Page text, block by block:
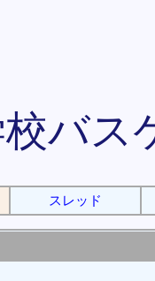
バス
スレッド